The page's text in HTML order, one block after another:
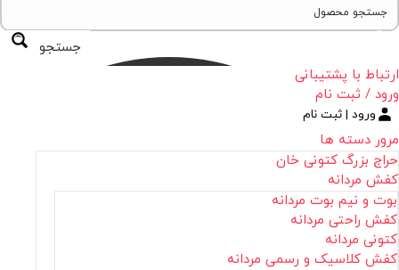
جستجو
ارتباط با پشتیبانی
ورود / ثبت نام
ورود | ثبت نام
مرور دسته ها
حراج بزرگ کتونی خان
کفش مردانه
بوت و نیم بوت مردانه
کفش راحتی مردانه
کتونی مردانه
کفش کلاسیک و رسمی مردانه